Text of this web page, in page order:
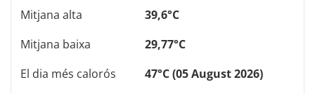
Mitjana alta
39,6°C
Mitjana baixa
29,77°C
El dia més calorós
47°C (05 August 2026)